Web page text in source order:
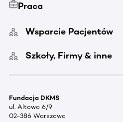
Praca
Wsparcie Pacjentów
Szkoły, Firmy & inne
Fundacja DKMS
ul. Altowa 6/9
02-386 Warszawa